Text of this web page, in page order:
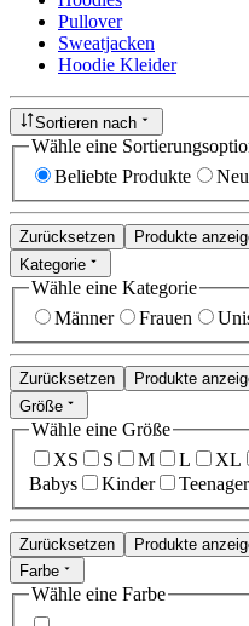
Pullover
Sweatjacken
Hoodie Kleider
Sortieren nach
Wähle eine
Beliebte Produkte
Zurücksetzen
Produkte
Kategorie
Wähle eine Kategorie
Männer
Frauen
Zurücksetzen
Produkte
Größe
Wähle eine Größe
XS
S M L XL
Babys
Kinder Teenager
Zurücksetzen
Produkte
Farbe
Wähle eine Farbe